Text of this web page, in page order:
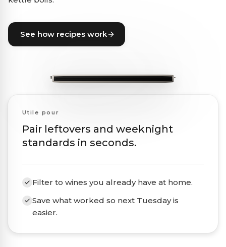
See how recipes work
Utile pour
Pair leftovers and weeknight
standards in seconds.
Filter to wines you already have at home.
Save what worked so next Tuesday is
easier.